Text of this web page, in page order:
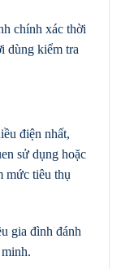
chính xác thời
dùng kiểm tra
điện nhất,
sử dụng hoặc
mức tiêu thụ
gia đình đánh